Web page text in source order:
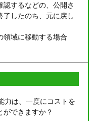
するなどの、公開さ
了したのち、元に戻し
領域に移動する場合
力は、一度にコストを
ができますか？